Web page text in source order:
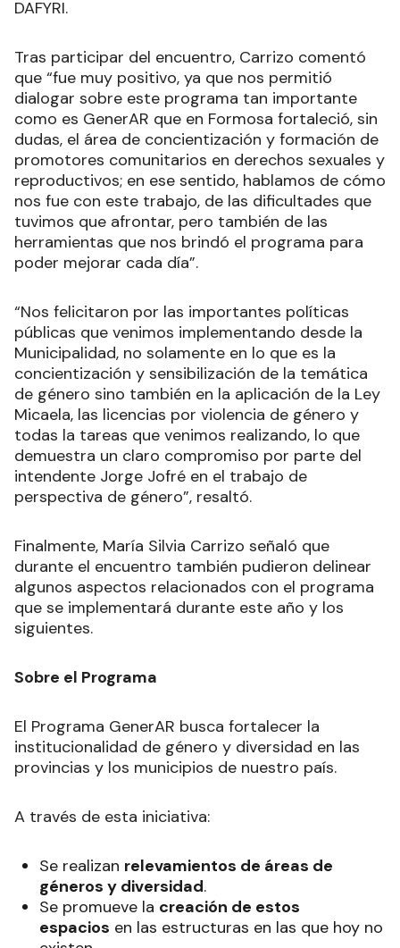
DAFYRI.
Tras participar del encuentro, Carrizo comentó
que “fue muy positivo, ya que nos permitió
dialogar sobre este programa tan importante
como es GenerAR que en Formosa fortaleció, sin
dudas, el área de concientización y formación de
promotores comunitarios en derechos sexuales y
reproductivos; en ese sentido, hablamos de cómo
nos fue con este trabajo, de las dificultades que
tuvimos que afrontar, pero también de las
herramientas que nos brindó el programa para
poder mejorar cada día”.
“Nos felicitaron por las importantes políticas
públicas que venimos implementando desde la
Municipalidad, no solamente en lo que es la
concientización y sensibilización de la temática
de género sino también en la aplicación de la Ley
Micaela, las licencias por violencia de género y
todas la tareas que venimos realizando, lo que
demuestra un claro compromiso por parte del
intendente Jorge Jofré en el trabajo de
perspectiva de género”, resaltó.
Finalmente, María Silvia Carrizo señaló que
durante el encuentro también pudieron delinear
algunos aspectos relacionados con el programa
que se implementará durante este año y los
siguientes.
Sobre el Programa
El Programa GenerAR busca fortalecer la
institucionalidad de género y diversidad en las
provincias y los municipios de nuestro país.
A través de esta iniciativa:
Se realizan relevamientos de áreas de
géneros y diversidad.
Se promueve la creación de estos
espacios en las estructuras en las que hoy no